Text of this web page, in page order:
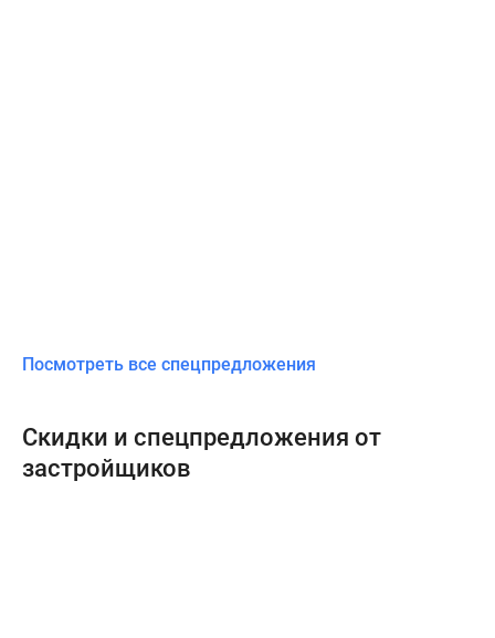
Посмотреть все спецпредложения
Скидки и спецпредложения от
застройщиков